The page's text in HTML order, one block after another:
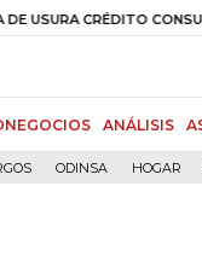
CRÉDITO CONSUMO
ANÁLISIS
ODINSA HOGAR